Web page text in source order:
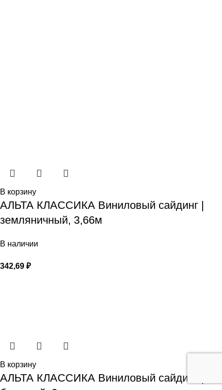
В корзину
АЛЬТА КЛАССИКА Виниловый сайдинг |
земляничный, 3,66м
В наличии
342,69 ₽
В корзину
АЛЬТА КЛАССИКА Виниловый сайдинг |